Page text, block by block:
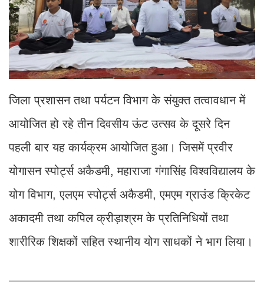
जिला प्रशासन तथा पर्यटन विभाग के संयुक्त तत्वावधान में
आयोजित हो रहे तीन दिवसीय ऊंट उत्सव के दूसरे दिन
पहली बार यह कार्यक्रम आयोजित हुआ। जिसमें प्रवीर
योगासन स्पोर्ट्स अकैडमी, महाराजा गंगासिंह विश्वविद्यालय के
योग विभाग, एलएम स्पोर्ट्स अकैडमी, एमएम ग्राउंड क्रिकेट
अकादमी तथा कपिल क्रीड़ाश्रम के प्रतिनिधियों तथा
शारीरिक शिक्षकों सहित स्थानीय योग साधकों ने भाग लिया।